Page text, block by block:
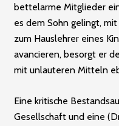
bettelarme Mitglieder
es dem Sohn gelingt,
zum Hauslehrer eines
avancieren, besorgt er
mit unlauteren Mitteln
Eine kritische
Gesellschaft und eine